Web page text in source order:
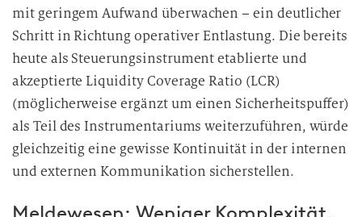
mit geringem Aufwand überwachen – ein deutlicher
Schritt in Richtung operativer Entlastung. Die bereits
heute als Steuerungsinstrument etablierte und
akzeptierte Liquidity Coverage Ratio (LCR)
(möglicherweise ergänzt um einen Sicherheitspuffer)
als Teil des Instrumentariums weiterzuführen, würde
gleichzeitig eine gewisse Kontinuität in der internen
und externen Kommunikation sicherstellen.